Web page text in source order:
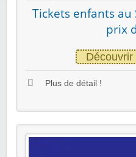
Tickets enfants au
prix
Découvrir
Plus de détail !